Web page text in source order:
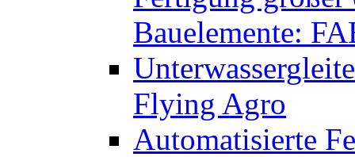
Bauelemente:
Flying Agro
Automatisierte